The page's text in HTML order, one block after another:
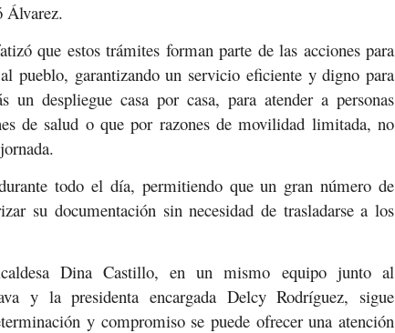
Álvarez.
que estos trámites forman parte de las acciones para
pueblo, garantizando un servicio eficiente y digno para
un despliegue casa por casa, para atender a personas
de salud o que por razones de movilidad limitada, no
todo el día, permitiendo que un gran número de
su documentación sin necesidad de trasladarse a los
Dina Castillo, en un mismo equipo junto al
y la presidenta encargada Delcy Rodríguez, sigue
y compromiso se puede ofrecer una atención